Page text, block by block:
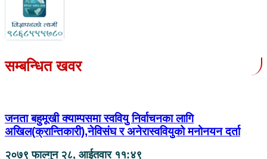
सम्बन्धित खवर
जनता बहुमूखी क्याम्पसमा स्ववियु निर्वाचनका लागि
अखिल(क्रान्तिकारी),नेविसंघ र अनेरास्ववियुको मनोनयन दर्ता
२०७९ फाल्गुन २८, आईतवार ११:४९